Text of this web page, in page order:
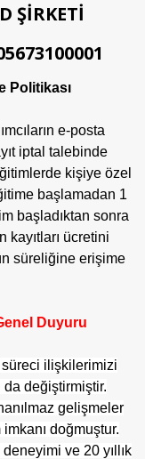
ŞİRKETİ
Politikası
e-posta
iptal talebinde
kişiye özel
başlamadan 1
başladıktan sonra
kayıtları ücretini
süreliğine erişime
Duyuru
ilişkilerimizi
da değiştirmiştir.
gelişmeler
doğmuştur.
ve 20 yıllık